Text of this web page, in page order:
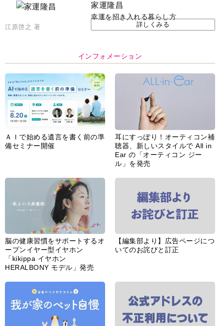
家運隆昌
幸運を招き入れる暮らし方
江原啓之 著 詳しくみる
インフォメーション
ＡＩで始める遺言を書く前の準
備セミナー開催
耳にすっぽり！オーティコン補
聴器、新しいスタイルで All in
Ear の「オーティコン ジー
ル」を発売
脳の健康習慣をサポートするオ
ープンイヤー型イヤホン
「kikippa イヤホン
HERALBONY モデル」発売
【編集部より】広告ページにつ
いてのお詫びと訂正